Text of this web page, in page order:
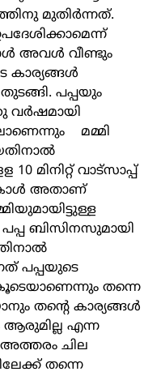
മുതിര്‍ന്നത്.
അവള്‍ വീണ്ടും
കാര്യങ്ങള്‍
പപ്പയും
വര്‍ഷമായി
മമ്മി
മിനിറ്റ് വാട്സാപ്പ്
അതാണ്
ബിസിനസുമായി
പപ്പയുടെ
തന്നെ
തന്‍റെ കാര്യങ്ങള്‍
എന്ന
ചില
തന്നെ